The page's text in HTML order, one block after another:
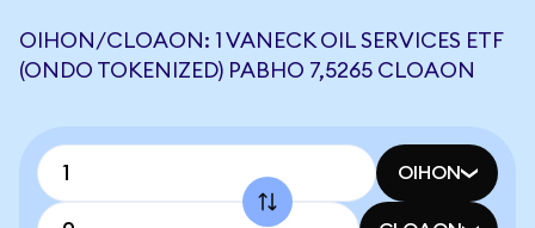
OIHON/CLOAON: 1 VANECK OIL SERVICES ETF
(ONDO TOKENIZED) РАВНО 7,5265 CLOAON
OIHON